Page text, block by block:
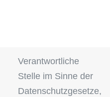
Verantwortliche
Stelle im Sinne der
Datenschutzgesetze,